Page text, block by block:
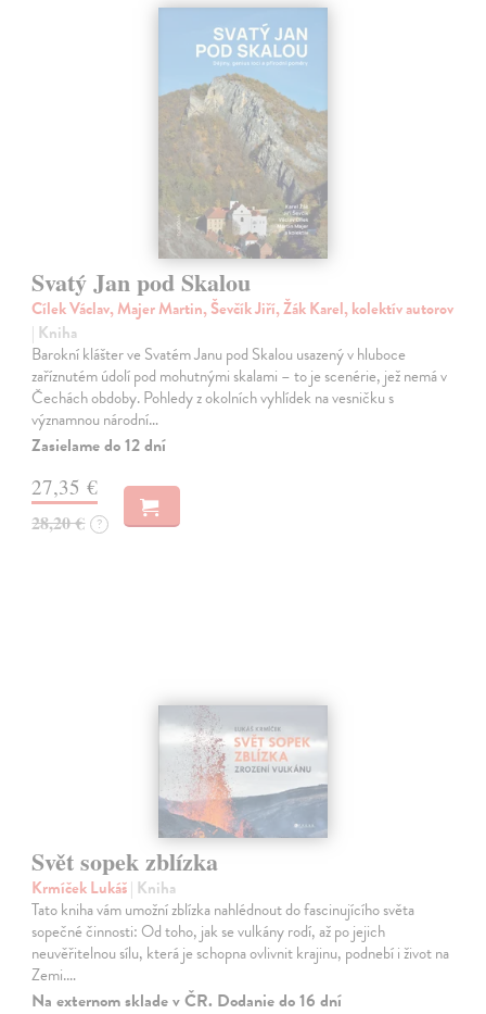
Svatý Jan pod Skalou
Cílek Václav, Majer Martin, Ševčík Jiří, Žák Karel, kolektív autorov
| Kniha
Barokní klášter ve Svatém Janu pod Skalou usazený v hluboce
zaříznutém údolí pod mohutnými skalami – to je scenérie, jež nemá v
Čechách obdoby. Pohledy z okolních vyhlídek na vesničku s
významnou národní…
Zasielame do 12 dní
27,35 €
28,20 € ?
Svět sopek zblízka
Krmíček Lukáš| Kniha
Tato kniha vám umožní zblízka nahlédnout do fascinujícího světa
sopečné činnosti: Od toho, jak se vulkány rodí, až po jejich
neuvěřitelnou sílu, která je schopna ovlivnit krajinu, podnebí i život na
Zemi.…
Na externom sklade v ČR. Dodanie do 16 dní